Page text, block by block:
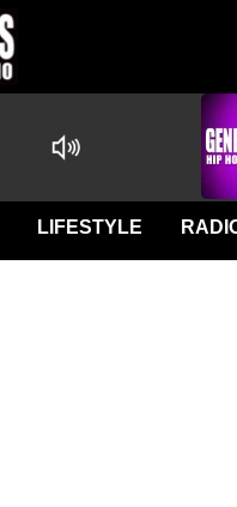
LIFESTYLE